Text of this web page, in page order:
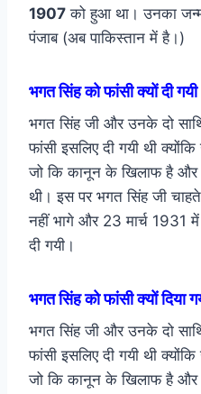
1907 को हुआ था। उनका जन्म
पंजाब (अब पाकिस्तान में है।)
भगत सिंह को फांसी क्यों दी
भगत सिंह जी और उनके दो
फांसी इसलिए दी गयी थी
जो कि कानून के खिलाफ है और
थी। इस पर भगत सिंह जी
नहीं भागे और 23 मार्च 1931
दी गयी।
भगत सिंह को फांसी क्यों दिया
भगत सिंह जी और उनके दो
फांसी इसलिए दी गयी थी
जो कि कानून के खिलाफ है और